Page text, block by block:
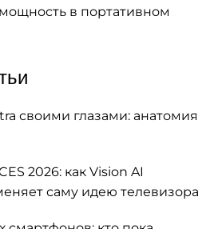
в портативном
своими глазами: анатомия
2026: как Vision AI
саму идею телевизора